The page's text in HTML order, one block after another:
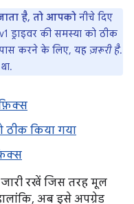
है, तो आपको नीचे दिए
की समस्या को ठीक
करने के लिए, यह ज़रूरी है.
फ़िक्स
ठीक किया गया
जारी रखें जिस तरह मूल
अब इसे अपग्रेड